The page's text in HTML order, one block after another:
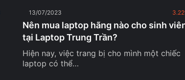
13/07/2023
Nên mua laptop hãng nào cho sinh
tại Laptop Trung Trần?
Hiện nay, việc trang bị cho mình một chiếc
laptop có thể…